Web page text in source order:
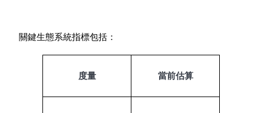
關鍵生態系統指標包括：
度量 當前估算